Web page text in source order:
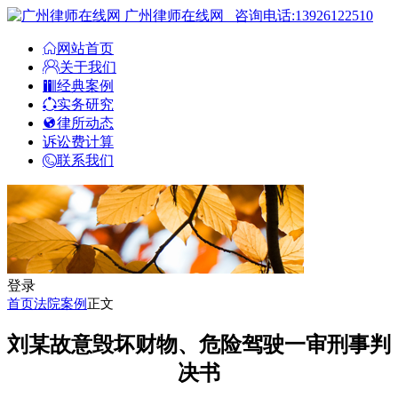
广州律师在线网 咨询电话:13926122510
网站首页
关于我们
经典案例
实务研究
律所动态
诉讼费计算
联系我们
登录
首页法院案例 正文
刘某故意毁坏财物、危险驾驶一审刑事判
决书